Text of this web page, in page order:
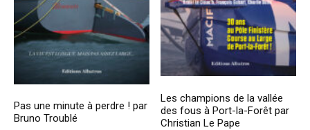
Pas une minute à perdre ! par
Bruno Troublé
Les champions de la vallée
des fous à Port-la-Forêt par
Christian Le Pape